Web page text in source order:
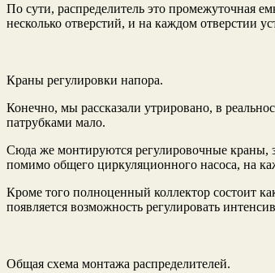
По сути, распределитель это промежуточная
несколько отверстий, и на каждом отверстии
Краны регулировки напора.
Конечно, мы рассказали утрировано, в
патрубками мало.
Сюда же монтируются регулировочные краны,
помимо общего циркуляционного насоса, на
Кроме того полноценный коллектор состоит
появляется возможность регулировать
Общая схема монтажа распределителей.